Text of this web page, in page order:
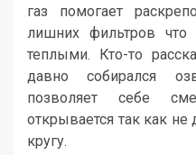
газ помогает
лишних фильтров что
теплыми. Кто-то
давно собирался
позволяет себе
открывается так как
кругу.